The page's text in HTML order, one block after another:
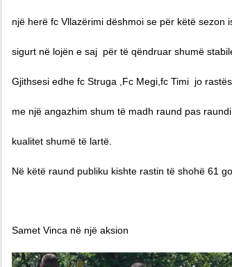
një herë fc Vllazërimi dëshmoi se për këtë sezon
sigurt në lojën e saj për të qëndruar shumë
Gjithsesi edhe fc Struga ,Fc Megi,fc Timi jo
me një angazhim shum të madh raund pas
kualitet shumë të lartë.
Në këtë raund publiku kishte rastin të shohë 61
Samet Vinca në një aksion